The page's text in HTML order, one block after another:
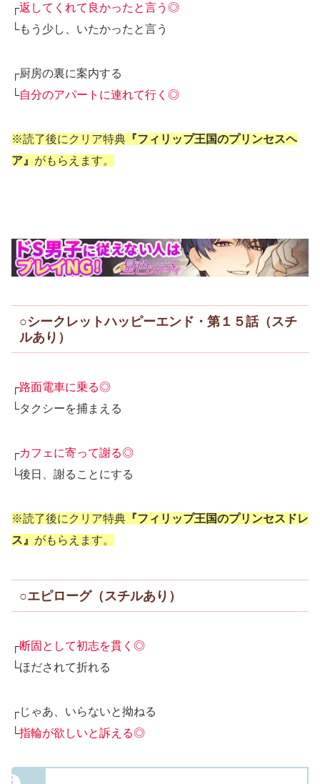
┌返してくれて良かったと言う◎
└もう少し、いたかったと言う
┌厨房の裏に案内する
└自分のアパートに連れて行く◎
※読了後にクリア特典 『フィリップ王国のプリンセスヘ
ア』 がもらえます。
○シークレットハッピーエンド・第１５話（スチ
ルあり）
┌路面電車に乗る◎
└タクシーを捕まえる
┌カフェに寄って謝る◎
└後日、謝ることにする
※読了後にクリア特典 『フィリップ王国のプリンセスドレ
ス』 がもらえます。
○エピローグ（スチルあり）
┌断固として初志を貫く◎
└ほだされて折れる
┌じゃあ、いらないと拗ねる
└指輪が欲しいと訴える◎